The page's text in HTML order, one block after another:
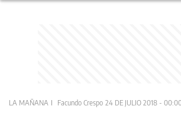
LA MAÑANA Facundo Crespo 24 DE JULIO 2018 -